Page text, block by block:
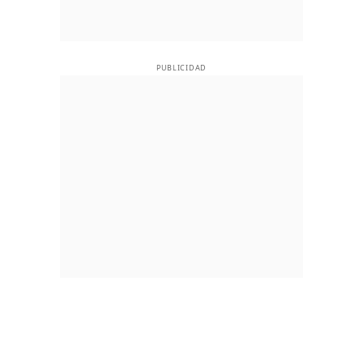
PUBLICIDAD